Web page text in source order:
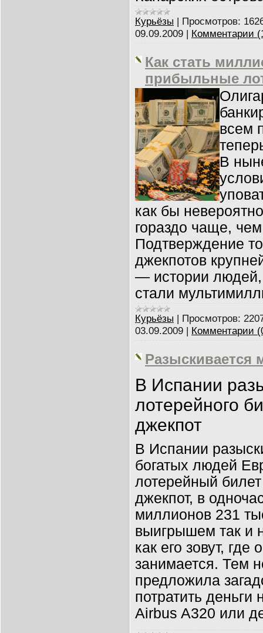
Курьёзы | Просмотров:
09.09.2009 | Комментарии
Как стать
прибыльные
всем
В
как бы
гораздо чаще,
Подтверждение
джекпотов
— истории людей,
стали
Курьёзы | Просмотров:
03.09.2009 | Комментарии
Разыскивается
В Испании
лотерейного
джекпот
В Испании
богатых людей
лотерейный
джекпот, в
миллионов 231
выигрышем так и
как его зовут, где
занимается. Тем
предложила
потратить
Airbus A320 или